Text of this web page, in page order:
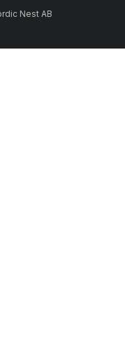
Nest AB